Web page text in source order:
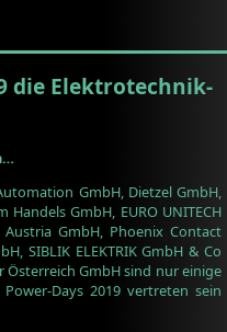
die Elektrotechnik-
GmbH, Dietzel GmbH,
GmbH, EURO UNITECH
GmbH, Phoenix Contact
SIBLIK ELEKTRIK GmbH & Co
Österreich GmbH sind nur einige
Days 2019 vertreten sein